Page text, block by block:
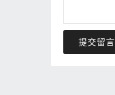
提交留言